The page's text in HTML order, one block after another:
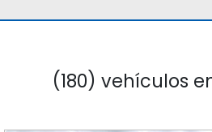
(180) vehículos